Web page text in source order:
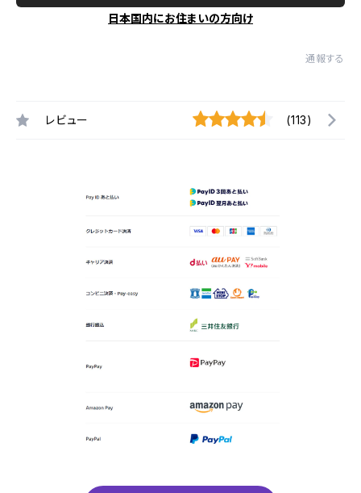
日本国内にお住まいの方向け
通報する
レビュー (113)